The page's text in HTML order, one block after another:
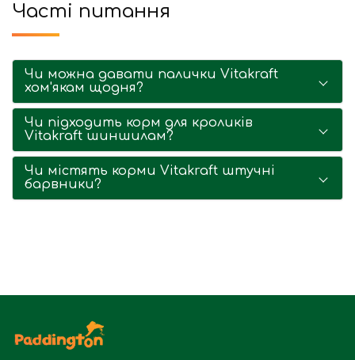
Часті питання
Чи можна давати палички Vitakraft
хом'якам щодня?
Чи підходить корм для кроликів
Vitakraft шиншилам?
Чи містять корми Vitakraft штучні
барвники?